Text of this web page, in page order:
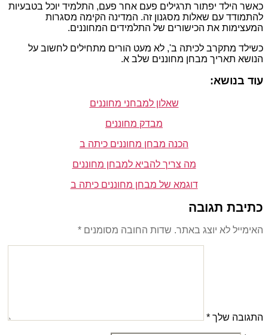
כאשר הילד יפתור תרגילים פעם אחר פעם, התלמיד יוכל בטבעיות
להתמודד עם שאלות מסגנון זה. המדינה הקימה מסגרות
המעצימות את הכישורים של התלמידים המחוננים.
כשילד מתקרב לכיתה ב', לא מעט הורים מתחילים לחשוב על
הנושא תאריך מבחן מחוננים שלב א.
עוד בנושא:
שאלון למבחני מחוננים
מבדק מחוננים
הכנה מבחן מחוננים כיתה ב
מה צריך להביא למבחן מחוננים
דוגמא של מבחן מחוננים כיתה ב
כתיבת תגובה
האימייל לא יוצג באתר. שדות החובה מסומנים *
התגובה שלך *